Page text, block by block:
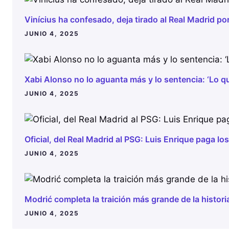
Vinícius ha confesado, deja tirado al Real Madrid por
JUNIO 4, 2025
Xabi Alonso no lo aguanta más y lo sentencia: ‘Lo
JUNIO 4, 2025
Oficial, del Real Madrid al PSG: Luis Enrique paga
JUNIO 4, 2025
Modrić completa la traición más grande de la
JUNIO 4, 2025